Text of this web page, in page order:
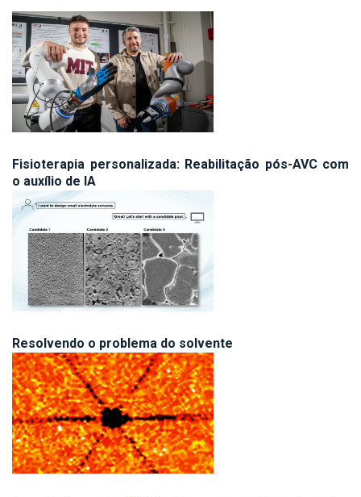
Fisioterapia personalizada: Reabilitação pós-AVC com
o auxílio de IA
Resolvendo o problema do solvente